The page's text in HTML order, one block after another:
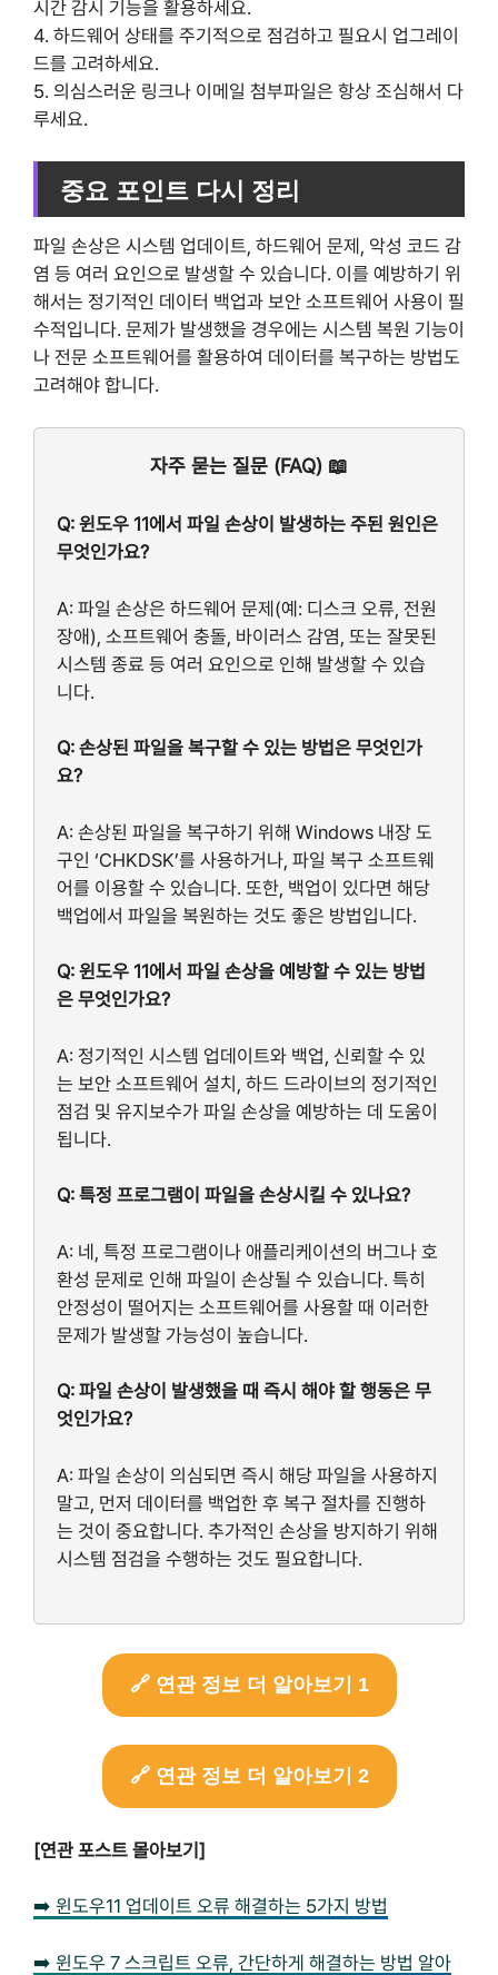
시간 감시 기능을 활용하세요.
4. 하드웨어 상태를 주기적으로 점검하고 필요시 업그레이
드를 고려하세요.
5. 의심스러운 링크나 이메일 첨부파일은 항상 조심해서 다
루세요.
중요 포인트 다시 정리
파일 손상은 시스템 업데이트, 하드웨어 문제, 악성 코드 감
염 등 여러 요인으로 발생할 수 있습니다. 이를 예방하기 위
해서는 정기적인 데이터 백업과 보안 소프트웨어 사용이 필
수적입니다. 문제가 발생했을 경우에는 시스템 복원 기능이
나 전문 소프트웨어를 활용하여 데이터를 복구하는 방법도
고려해야 합니다.
자주 묻는 질문 (FAQ) 📖
Q: 윈도우 11에서 파일 손상이 발생하는 주된 원인은
무엇인가요?
A: 파일 손상은 하드웨어 문제(예: 디스크 오류, 전원
장애), 소프트웨어 충돌, 바이러스 감염, 또는 잘못된
시스템 종료 등 여러 요인으로 인해 발생할 수 있습
니다.
Q: 손상된 파일을 복구할 수 있는 방법은 무엇인가
요?
A: 손상된 파일을 복구하기 위해 Windows 내장 도
구인 ‘CHKDSK’를 사용하거나, 파일 복구 소프트웨
어를 이용할 수 있습니다. 또한, 백업이 있다면 해당
백업에서 파일을 복원하는 것도 좋은 방법입니다.
Q: 윈도우 11에서 파일 손상을 예방할 수 있는 방법
은 무엇인가요?
A: 정기적인 시스템 업데이트와 백업, 신뢰할 수 있
는 보안 소프트웨어 설치, 하드 드라이브의 정기적인
점검 및 유지보수가 파일 손상을 예방하는 데 도움이
됩니다.
Q: 특정 프로그램이 파일을 손상시킬 수 있나요?
A: 네, 특정 프로그램이나 애플리케이션의 버그나 호
환성 문제로 인해 파일이 손상될 수 있습니다. 특히
안정성이 떨어지는 소프트웨어를 사용할 때 이러한
문제가 발생할 가능성이 높습니다.
Q: 파일 손상이 발생했을 때 즉시 해야 할 행동은 무
엇인가요?
A: 파일 손상이 의심되면 즉시 해당 파일을 사용하지
말고, 먼저 데이터를 백업한 후 복구 절차를 진행하
는 것이 중요합니다. 추가적인 손상을 방지하기 위해
시스템 점검을 수행하는 것도 필요합니다.
🔗 연관 정보 더 알아보기 1
🔗 연관 정보 더 알아보기 2
[연관 포스트 몰아보기]
➡️ 윈도우11 업데이트 오류 해결하는 5가지 방법
➡️ 윈도우 7 스크립트 오류, 간단하게 해결하는 방법 알아